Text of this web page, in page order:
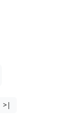
>|